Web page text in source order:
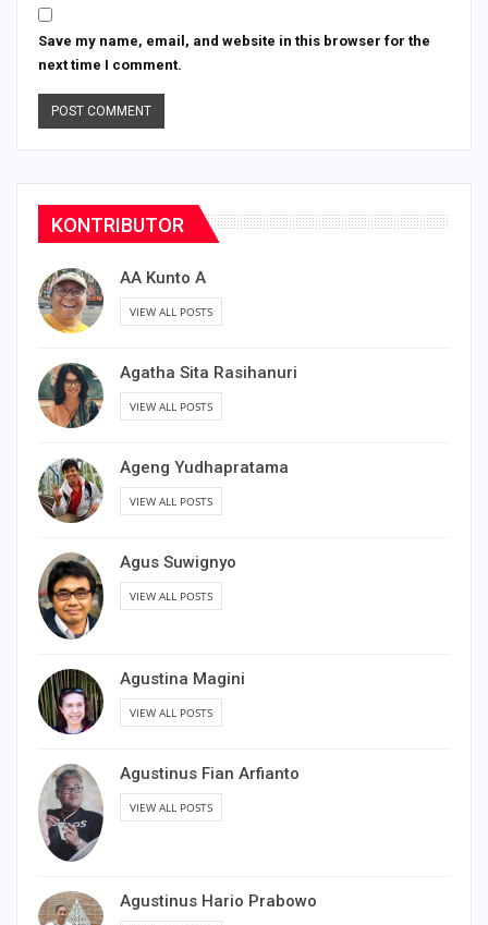
Save my name, email, and website in this browser for the
next time I comment.
KONTRIBUTOR
AA Kunto A
VIEW ALL POSTS
Agatha Sita Rasihanuri
VIEW ALL POSTS
Ageng Yudhapratama
VIEW ALL POSTS
Agus Suwignyo
VIEW ALL POSTS
Agustina Magini
VIEW ALL POSTS
Agustinus Fian Arfianto
VIEW ALL POSTS
Agustinus Hario Prabowo